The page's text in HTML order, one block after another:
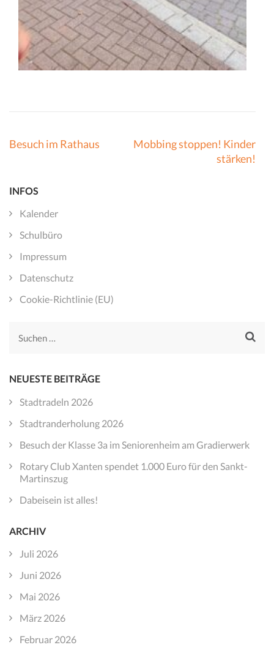
Beitragsnavigation
Besuch im Rathaus
Mobbing stoppen! Kinder
stärken!
INFOS
Kalender
Schulbüro
Impressum
Datenschutz
Cookie-Richtlinie (EU)
Suchen
NEUESTE BEITRÄGE
Stadtradeln 2026
Stadtranderholung 2026
Besuch der Klasse 3a im Seniorenheim am Gradierwerk
Rotary Club Xanten spendet 1.000 Euro für den Sankt-
Martinszug
Dabeisein ist alles!
ARCHIV
Juli 2026
Juni 2026
Mai 2026
März 2026
Februar 2026